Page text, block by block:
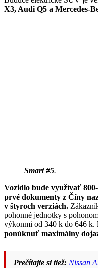
X3, Audi Q5 a Mercedes-
Smart #5.
Vozidlo bude využívať
prvé dokumenty z Číny
v štyroch verziách.
pohonné jednotky s
výkonmi od 340 k do 646 k.
ponúknuť maximálny
Prečítajte si tiež: Nissan